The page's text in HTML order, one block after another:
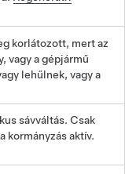
korlátozott, mert az
vagy a gépjármű
lehűlnek, vagy a
sávváltás. Csak
kormányzás aktív.